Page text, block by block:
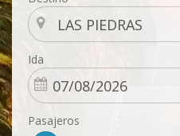
Ida
Pasajeros